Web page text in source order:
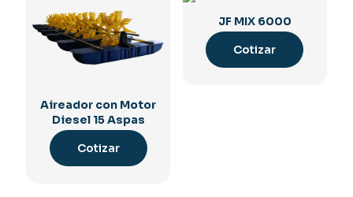
Aireador con Motor
Diesel 15 Aspas
Cotizar
JF MIX 6000
Cotizar